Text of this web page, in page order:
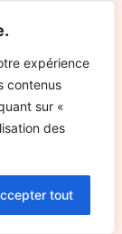
expérience
contenus
sur «
des
tout